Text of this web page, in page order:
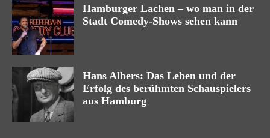
Hamburger Lachen – wo man in der
Stadt Comedy-Shows sehen kann
Hans Albers: Das Leben und der
Erfolg des berühmten Schauspielers
aus Hamburg